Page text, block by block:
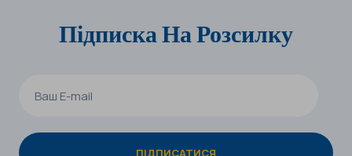
Підписка На Розсилку